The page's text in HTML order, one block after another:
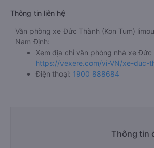
Thông tin liên hệ
Văn phòng xe Đức Thành (Kon Tum)
Nam Định:
Xem địa chỉ văn phòng nhà xe Đức
https://vexere.com/vi-VN/xe-duc-
Điện thoại: 1900 888684
Thông tin